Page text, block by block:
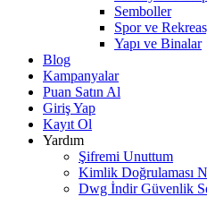
Semboller
Spor ve
Yapı ve Binalar
Blog
Kampanyalar
Puan Satın Al
Giriş Yap
Kayıt Ol
Yardım
Şifremi Unuttum
Kimlik Doğrulaması
Dwg İndir Güvenlik